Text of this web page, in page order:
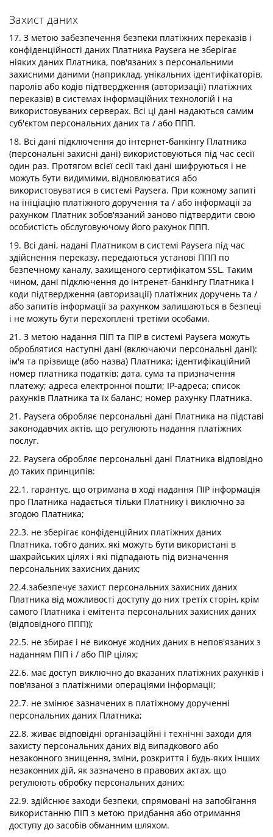
Захист даних
17. З метою забезпечення безпеки платіжних переказів і
конфіденційності даних Платника Paysera не зберігає
ніяких даних Платника, пов'язаних з персональними
захисними даними (наприклад, унікальних ідентифікаторів,
паролів або кодів підтвердження (авторизації) платіжних
переказів) в системах інформаційних технологій і на
використовуваних серверах. Всі ці дані надаються самим
суб'єктом персональних даних та / або ППП.
18. Всі дані підключення до інтернет-банкінгу Платника
(персональні захисні дані) використовуються під час сесії
один раз. Протягом всієї сесії такі дані шифруються і не
можуть бути видимими, відновлюватися або
використовуватися в системі Paysera. При кожному запиті
на ініціацію платіжного доручення та / або інформації за
рахунком Платник зобов'язаний заново підтвердити свою
особистість обслуговуючому його рахунок ППП.
19. Всі дані, надані Платником в системі Paysera під час
здійснення переказу, передаються установі ППП по
безпечному каналу, захищеного сертифікатом SSL. Таким
чином, дані підключення до інтренет-банкінгу Платника і
коди підтвердження (авторизації) платіжних доручень та /
або запитів інформації за рахунком залишаються в безпеці
і не можуть бути перехоплені третіми особами.
21. З метою надання ПІП та ПІР в системі Paysera можуть
оброблятися наступні дані (включаючи персональні дані):
ім'я та прізвище (або назва) Платника; ідентифікаційний
номер платника податків; дата, сума та призначення
платежу; адреса електронної пошти; IP-адреса; список
рахунків Платника та їх баланс; номер рахунку Платника.
21. Paysera обробляє персональні дані Платника на підставі
законодавчих актів, що регулюють надання платіжних
послуг.
22. Paysera обробляє персональні дані Платника відповідно
до таких принципів:
22.1. гарантує, що отримана в ході надання ПІР інформація
про Платника надається тільки Платнику і виключно за
згодою Платника;
22.3. не зберігає конфіденційних платіжних даних
Платника, тобто даних, які можуть бути використані в
шахрайських цілях і які підпадають під визначення
персональних захисних даних;
22.4.забезпечує захист персональних захисних даних
Платника від можливості доступу до них третіх сторін, крім
самого Платника і емітента персональних захисних даних
(відповідного ППП));
22.5. не збирає і не виконує жодних даних в непов'язаних з
наданням ПІП і / або ПІР цілях;
22.6. має доступ виключно до вказаних платіжних рахунків і
пов'язаної з платіжними операціями інформації;
22.7. не змінює зазначених в платіжному дорученні
персональних даних Платника;
22.8. живає відповідні організаційні і технічні заходи для
захисту персональних даних від випадкового або
незаконного знищення, зміни, розкриття і будь-яких інших
незаконних дій, як зазначено в правових актах, що
регулюють обробку персональних даних;
22.9. здійснює заходи безпеки, спрямовані на запобігання
використанню ПІП з метою придбання або отримання
доступу до засобів обманним шляхом.